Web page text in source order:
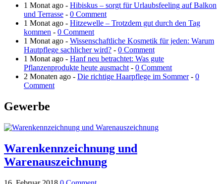
1 Monat ago - Hibiskus – sorgt für Urlaubsfeeling auf Balkon
und Terrasse - 0 Comment
1 Monat ago - Hitzewelle – Trotzdem gut durch den Tag
kommen - 0 Comment
1 Monat ago - Wissenschaftliche Kosmetik für jeden: Warum
Hautpflege sachlicher wird? - 0 Comment
1 Monat ago - Hanf neu betrachtet: Was gute
Pflanzenprodukte heute ausmacht - 0 Comment
2 Monaten ago - Die richtige Haarpflege im Sommer- 0
Comment
Gewerbe
Warenkennzeichnung und
Warenauszeichnung